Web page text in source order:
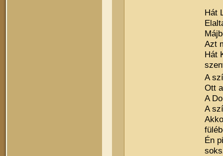
Hát
Azt
Hát
A
Ott
A
A
Én